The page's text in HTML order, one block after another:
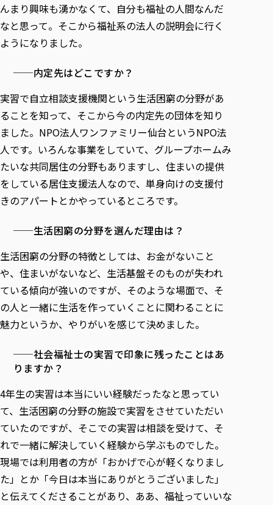
んまり興味も湧かなくて、自分も福祉の人間なんだ
なと思って。そこから福祉系の法人の説明会に行く
ようになりました。
──内定先はどこですか？
実習で自立相談支援機関という生活困窮の分野があ
ることを知って、そこから今の内定先の団体を知り
ました。NPO法人ワンファミリー仙台というNPO法
人です。いろんな事業をしていて、グループホームみ
たいな共同居住の分野もありますし、住まいの提供
をしている居住支援法人なので、単身向けの支援付
きのアパートとかやっているところです。
──生活困窮の分野を選んだ理由は？
生活困窮の分野の特徴としては、お金がないこと
や、住まいがないなど、生活基盤そのものが失われ
ている傾向が強いのですが、そのような場面で、そ
の人と一緒に生活を作っていくことに関わることに
魅力というか、やりがいを感じて決めました。
──社会福祉士の実習で印象に残ったことはあ
りますか？
4年生の実習は本当にいい経験だったなと思ってい
て、生活困窮の分野の施設で実習をさせていただい
ていたのですが、そこでの実習は相談を受けて、そ
れで一緒に解決していく経験から学ぶものでした。
現場では利用者の方が「おかげで心が軽くなりまし
た」とか「今日は本当にありがとうございました」
と伝えてくださることがあり、ああ、福祉っていいな